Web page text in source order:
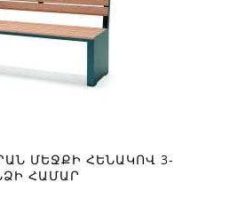
ՄԵՋՔԻ ՀԵՆԱԿՈՎ 3-
ՀԱՄԱՐ